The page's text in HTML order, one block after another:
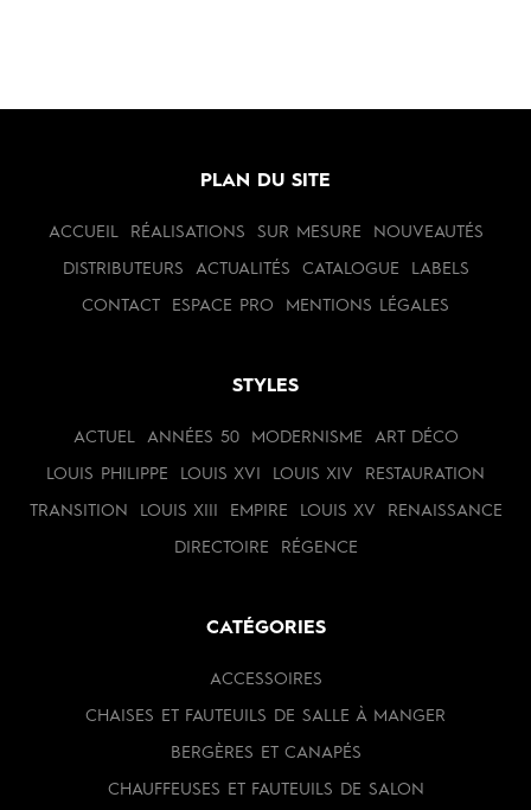
PLAN DU SITE
ACCUEIL RÉALISATIONS SUR MESURE NOUVEAUTÉS
DISTRIBUTEURS ACTUALITÉS CATALOGUE LABELS
CONTACT ESPACE PRO MENTIONS LÉGALES
STYLES
ACTUEL ANNÉES 50 MODERNISME ART DÉCO
LOUIS PHILIPPE LOUIS XVI LOUIS XIV RESTAURATION
TRANSITION LOUIS XIII EMPIRE LOUIS XV RENAISSANCE
DIRECTOIRE RÉGENCE
CATÉGORIES
ACCESSOIRES
CHAISES ET FAUTEUILS DE SALLE À MANGER
BERGÈRES ET CANAPÉS
CHAUFFEUSES ET FAUTEUILS DE SALON